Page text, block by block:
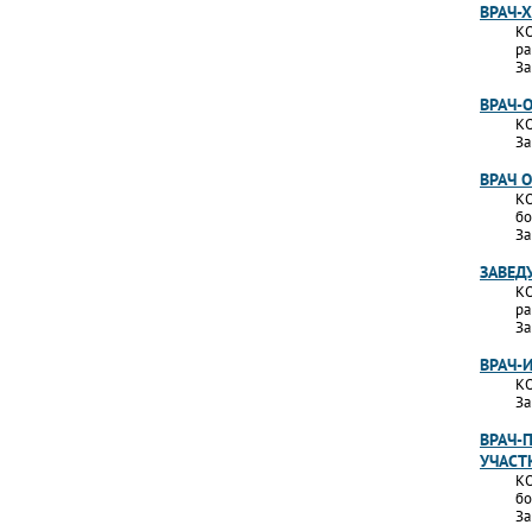
ВРАЧ-
ВРАЧ-
ВРАЧ
ВРАЧ-
ВРАЧ-